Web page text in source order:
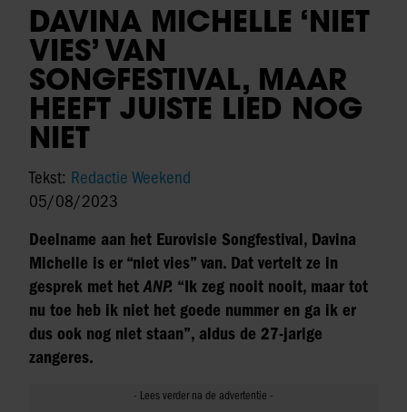
DAVINA MICHELLE ‘NIET
VIES’ VAN
SONGFESTIVAL, MAAR
HEEFT JUISTE LIED NOG
NIET
Tekst: Redactie Weekend
05/08/2023
Deelname aan het Eurovisie Songfestival, Davina
Michelle is er “niet vies” van. Dat vertelt ze in
gesprek met hetANP. “Ik zeg nooit nooit, maar tot
nu toe heb ik niet het goede nummer en ga ik er
dus ook nog niet staan”, aldus de 27-jarige
zangeres.